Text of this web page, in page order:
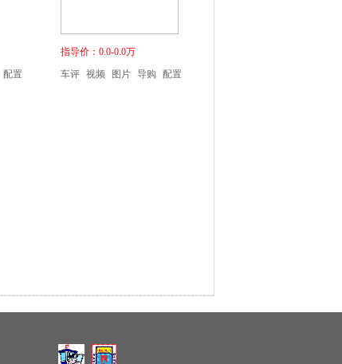
配置
指导价：0.0-0.0万
车评 视频 图片 导购 配置